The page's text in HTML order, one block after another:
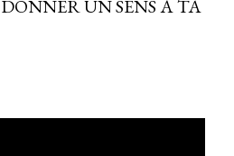
UN SENS À TA